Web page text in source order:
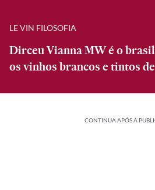
LE VIN FILOSOFIA
Dirceu Vianna MW é o
os vinhos brancos e tintos
CONTINUA APÓS A